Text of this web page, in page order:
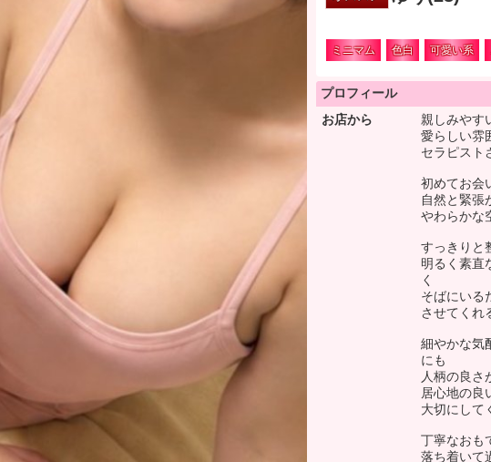
ミニマム 色白 可愛い系
プロフィール
お店から
親しみやす
愛らしい雰
セラピスト
初めてお会
自然と緊張
やわらかな
すっきりと
明るく素直
く
そばにいる
させてくれ
細やかな気
にも
人柄の良さ
居心地の良
大切にして
丁寧なおも
落ち着いて